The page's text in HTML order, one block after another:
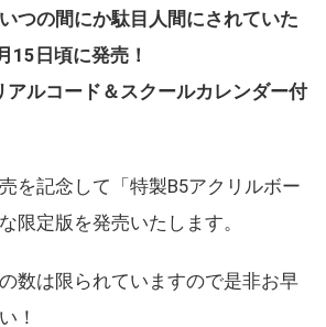
つの間にか駄目人間にされていた
15日頃に発売！
アルコード＆スクールカレンダー付
を記念して「特製B5アクリルボー
限定版を発売いたします。
数は限られていますので是非お早
！